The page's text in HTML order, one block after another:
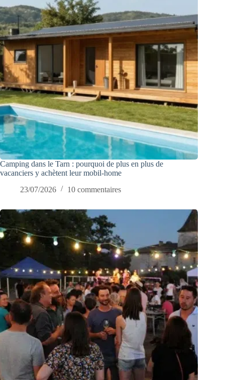
Camping dans le Tarn : pourquoi de plus en plus de
vacanciers y achètent leur mobil-home
23/07/2026
10 commentaires